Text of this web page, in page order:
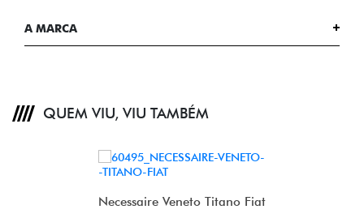
A MARCA
QUEM VIU, VIU TAMBÉM
Necessaire Veneto Titano Fiat